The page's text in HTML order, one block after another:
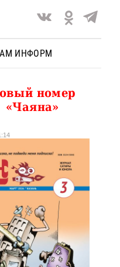
ИНФОРМ
номер
«Чаяна»